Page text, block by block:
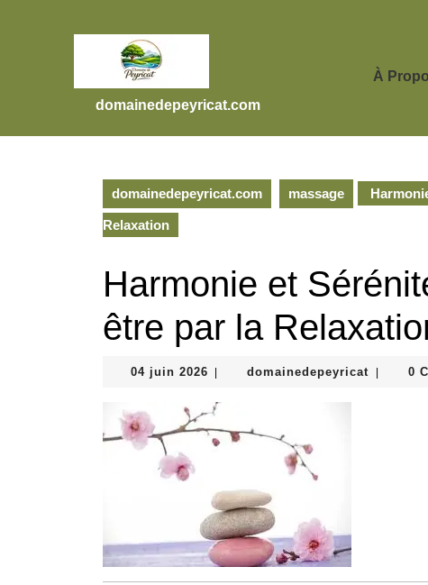
domainedepeyricat.com
À
domainedepeyricat.com massage
Relaxation
Harmonie et
être par la
04 juin 2026 04
2026
domainedepeyricat 0